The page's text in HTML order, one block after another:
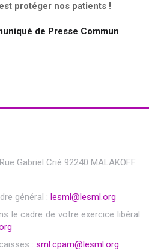
protéger nos patients !
de Presse Commun
Gabriel Crié 92240 MALAKOFF
général : lesml@lesml.org
le cadre de votre exercice libéral
: sml.cpam@lesml.org